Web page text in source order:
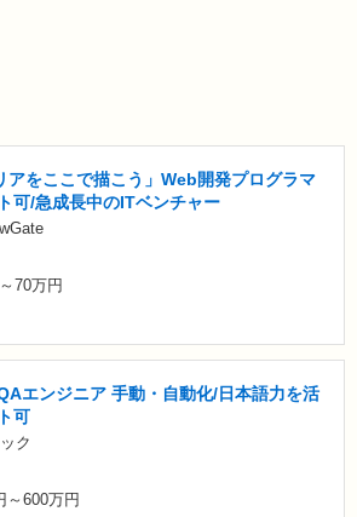
アをここで描こう」Web開発プログラマ
可/急成長中のITベンチャー
70万円
エンジニア 手動・自動化/日本語力を活
可
ク
～600万円